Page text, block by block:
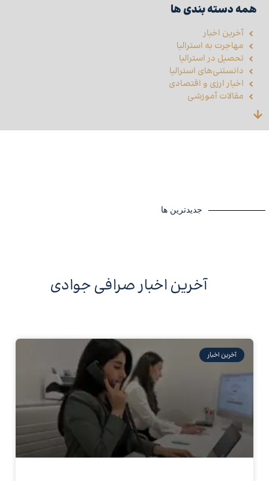
همه دسته بندی ها
آخرین اخبار
مهاجرت به استرالیا
تحصیل در استرالیا
دانستنی‌های استرالیا
اخبار ارزی و اقتصادی
مقالات آموزشی
جدیدترین ها
آخرین اخبار صرافی جوادی
آخرین اخبار